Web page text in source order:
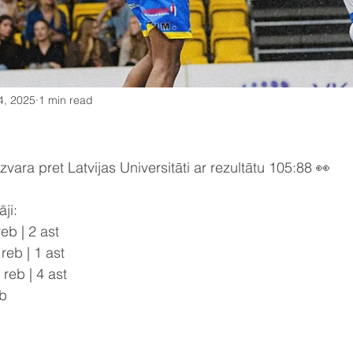
2025 1 min read
pret Latvijas Universitāti ar rezultātu 105:88 👀
| 2 ast
| 1 ast
| 4 ast